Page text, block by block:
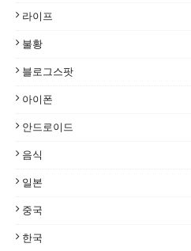
라이프
불황
블로그스팟
아이폰
안드로이드
음식
일본
중국
한국